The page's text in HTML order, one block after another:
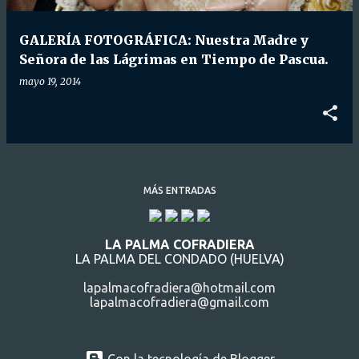
GALERÍA FOTOGRÁFICA: Nuestra Madre y
Señora de las Lágrimas en Tiempo de Pascua.
mayo 19, 2014
MÁS ENTRADAS
LA PALMA COFRADIERA
LA PALMA DEL CONDADO (HUELVA)
lapalmacofradiera@hotmail.com
lapalmacofradiera@gmail.com